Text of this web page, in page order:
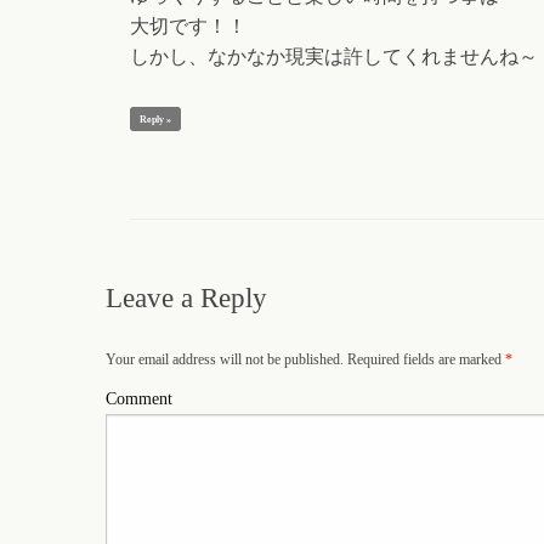
大切です！！
しかし、なかなか現実は許してくれませんね～
Reply »
Leave a Reply
Your email address will not be published. Required fields are marked *
Comment